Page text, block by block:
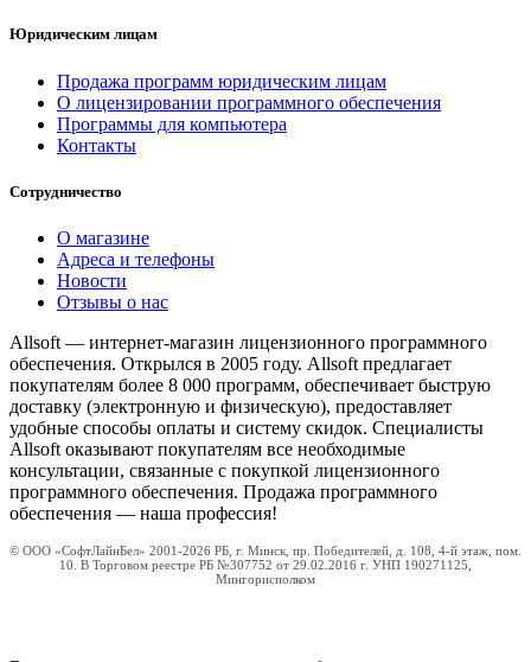
Юридическим лицам
Продажа программ юридическим лицам
О лицензировании программного обеспечения
Программы для компьютера
Контакты
Сотрудничество
О магазине
Адреса и телефоны
Новости
Отзывы о нас
Allsoft — интернет-магазин лицензионного программного
обеспечения. Открылся в 2005 году. Allsoft предлагает
покупателям более 8 000 программ, обеспечивает быструю
доставку (электронную и физическую), предоставляет
удобные способы оплаты и систему скидок. Специалисты
Allsoft оказывают покупателям все необходимые
консультации, связанные с покупкой лицензионного
программного обеспечения. Продажа программного
обеспечения — наша профессия!
© ООО «СофтЛайнБел» 2001-2026 РБ, г. Минск, пр. Победителей, д. 108, 4-й этаж, пом.
10. В Торговом реестре РБ №307752 от 29.02.2016 г. УНП 190271125,
Мингорисполком